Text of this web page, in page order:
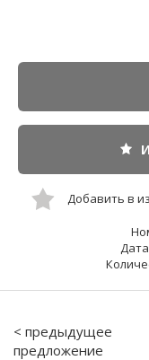
Добавить в
< предыдущее
предложение